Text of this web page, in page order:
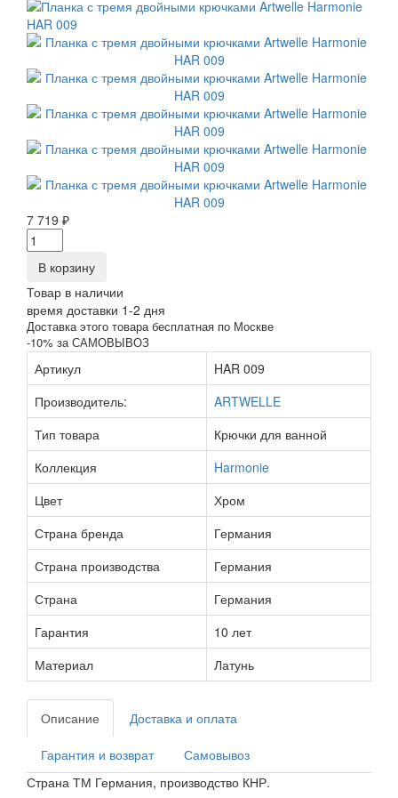
7 719 ₽
В корзину
Товар в наличии
время доставки 1-2 дня
Доставка этого товара бесплатная по Москве
-10% за САМОВЫВОЗ
Артикул
HAR 009
Производитель:
ARTWELLE
Тип товара
Крючки для ванной
Коллекция
Harmonie
Цвет
Хром
Страна бренда
Германия
Страна производства
Германия
Страна
Германия
Гарантия
10 лет
Материал
Латунь
Описание Доставка и оплата
Гарантия и возврат
Самовывоз
Страна ТМ Германия, производство КНР.